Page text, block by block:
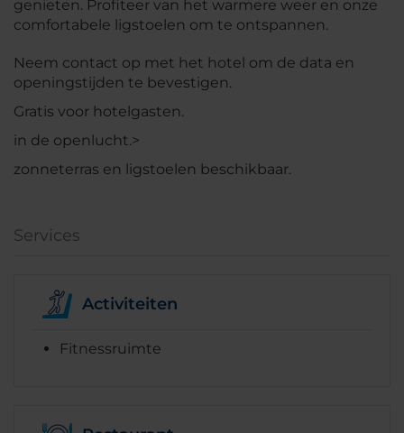
genieten. Profiteer van het warmere weer en onze
comfortabele ligstoelen om te ontspannen.
Neem contact op met het hotel om de data en
openingstijden te bevestigen.
Gratis voor hotelgasten.
in de openlucht.>
zonneterras en ligstoelen beschikbaar.
Services
Activiteiten
Fitnessruimte